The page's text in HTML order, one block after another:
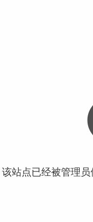
站点已经被管理